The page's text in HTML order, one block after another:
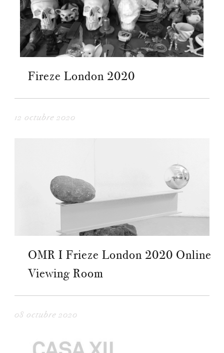
Fireze London 2020
12 octubre 2020
OMR I Frieze London 2020 Online
Viewing Room
08 octubre 2020